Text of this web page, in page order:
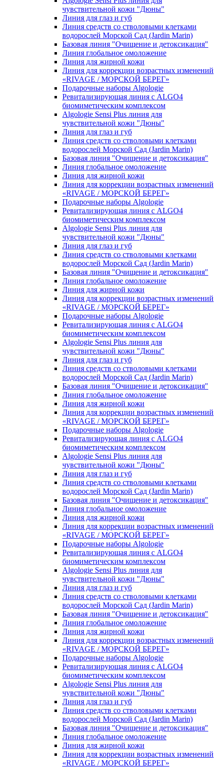
чувcтвительной кожи "Дюны"
Линия для глаз и губ
Линия средств со стволовыми клетками
водорослей Морской Сад (Jardin Marin)
Базовая линия "Очищение и детоксикация"
Линия глобальное омоложение
Линия для жирной кожи
Линия для коррекции возрастных изменений
«RIVAGE / МОРСКОЙ БЕРЕГ»
Подарочные наборы Algologie
Ревитализирующая линия с ALGO4
биомиметическим комплексом
Algologie Sensi Plus линия для
чувcтвительной кожи "Дюны"
Линия для глаз и губ
Линия средств со стволовыми клетками
водорослей Морской Сад (Jardin Marin)
Базовая линия "Очищение и детоксикация"
Линия глобальное омоложение
Линия для жирной кожи
Линия для коррекции возрастных изменений
«RIVAGE / МОРСКОЙ БЕРЕГ»
Подарочные наборы Algologie
Ревитализирующая линия с ALGO4
биомиметическим комплексом
Algologie Sensi Plus линия для
чувcтвительной кожи "Дюны"
Линия для глаз и губ
Линия средств со стволовыми клетками
водорослей Морской Сад (Jardin Marin)
Базовая линия "Очищение и детоксикация"
Линия глобальное омоложение
Линия для жирной кожи
Линия для коррекции возрастных изменений
«RIVAGE / МОРСКОЙ БЕРЕГ»
Подарочные наборы Algologie
Ревитализирующая линия с ALGO4
биомиметическим комплексом
Algologie Sensi Plus линия для
чувcтвительной кожи "Дюны"
Линия для глаз и губ
Линия средств со стволовыми клетками
водорослей Морской Сад (Jardin Marin)
Базовая линия "Очищение и детоксикация"
Линия глобальное омоложение
Линия для жирной кожи
Линия для коррекции возрастных изменений
«RIVAGE / МОРСКОЙ БЕРЕГ»
Подарочные наборы Algologie
Ревитализирующая линия с ALGO4
биомиметическим комплексом
Algologie Sensi Plus линия для
чувcтвительной кожи "Дюны"
Линия для глаз и губ
Линия средств со стволовыми клетками
водорослей Морской Сад (Jardin Marin)
Базовая линия "Очищение и детоксикация"
Линия глобальное омоложение
Линия для жирной кожи
Линия для коррекции возрастных изменений
«RIVAGE / МОРСКОЙ БЕРЕГ»
Подарочные наборы Algologie
Ревитализирующая линия с ALGO4
биомиметическим комплексом
Algologie Sensi Plus линия для
чувcтвительной кожи "Дюны"
Линия для глаз и губ
Линия средств со стволовыми клетками
водорослей Морской Сад (Jardin Marin)
Базовая линия "Очищение и детоксикация"
Линия глобальное омоложение
Линия для жирной кожи
Линия для коррекции возрастных изменений
«RIVAGE / МОРСКОЙ БЕРЕГ»
Подарочные наборы Algologie
Ревитализирующая линия с ALGO4
биомиметическим комплексом
Algologie Sensi Plus линия для
чувcтвительной кожи "Дюны"
Линия для глаз и губ
Линия средств со стволовыми клетками
водорослей Морской Сад (Jardin Marin)
Базовая линия "Очищение и детоксикация"
Линия глобальное омоложение
Линия для жирной кожи
Линия для коррекции возрастных изменений
«RIVAGE / МОРСКОЙ БЕРЕГ»